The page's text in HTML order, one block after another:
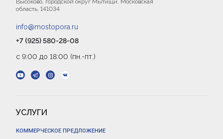
Высоково, городской округ Мытищи, Московская
область, 141034
info@mostopora.ru
+7 (925) 580-28-08
с 9:00 до 18:00 (пн.-пт.)
УСЛУГИ
КОММЕРЧЕСКОЕ ПРЕДЛОЖЕНИЕ